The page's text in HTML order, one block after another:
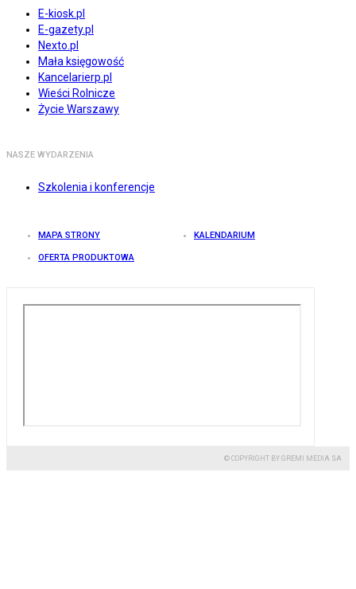
E-kiosk.pl
E-gazety.pl
Nexto.pl
Mała księgowość
Kancelarierp.pl
Wieści Rolnicze
Życie Warszawy
NASZE WYDARZENIA
Szkolenia i konferencje
MAPA STRONY KALENDARIUM
OFERTA PRODUKTOWA
© COPYRIGHT BY GREMI MEDIA SA